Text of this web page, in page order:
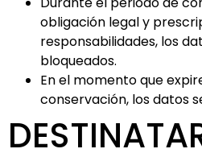
obligación legal y
responsabilidades, los
bloqueados.
En el momento que
conservación, los datos